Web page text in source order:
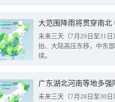
大范围降雨将贯穿南
未来三天（7月29日至31
抬、大陆高压东移，中东
续。
广东湖北河南等地多
未来三天（7月28日至30